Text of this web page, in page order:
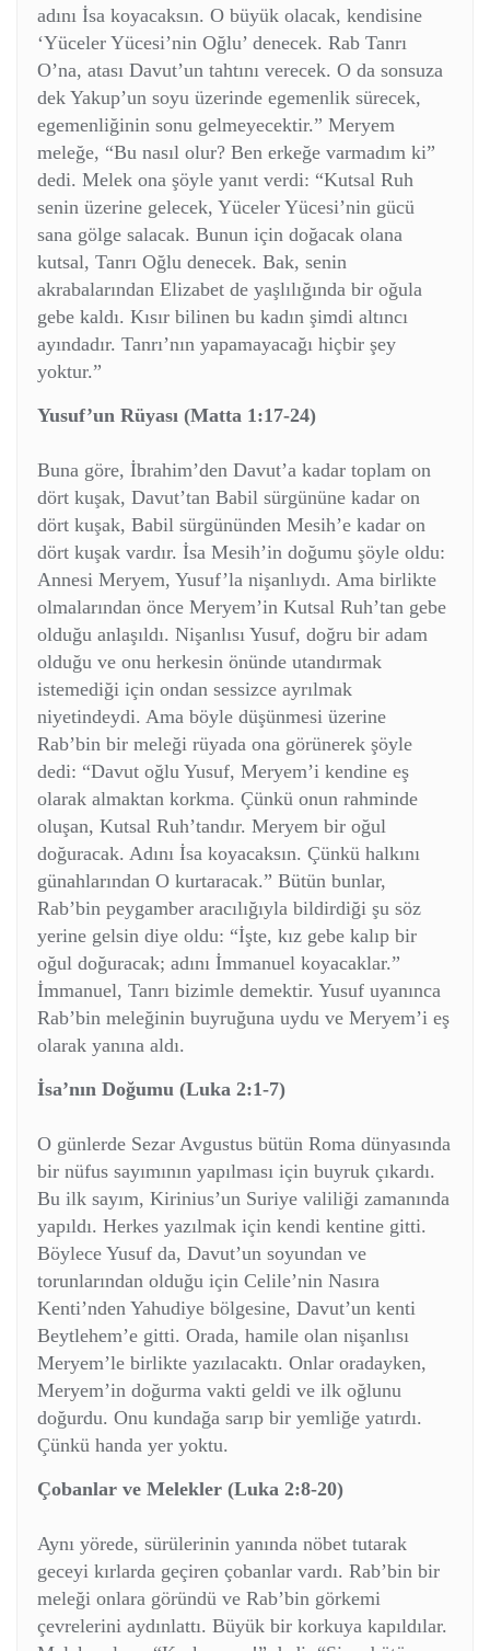
adını İsa koyacaksın. O büyük olacak, kendisine
‘Yüceler Yücesi’nin Oğlu’ denecek. Rab Tanrı
O’na, atası Davut’un tahtını verecek. O da sonsuza
dek Yakup’un soyu üzerinde egemenlik sürecek,
egemenliğinin sonu gelmeyecektir.” Meryem
meleğe, “Bu nasıl olur? Ben erkeğe varmadım ki”
dedi. Melek ona şöyle yanıt verdi: “Kutsal Ruh
senin üzerine gelecek, Yüceler Yücesi’nin gücü
sana gölge salacak. Bunun için doğacak olana
kutsal, Tanrı Oğlu denecek. Bak, senin
akrabalarından Elizabet de yaşlılığında bir oğula
gebe kaldı. Kısır bilinen bu kadın şimdi altıncı
ayındadır. Tanrı’nın yapamayacağı hiçbir şey
yoktur.”
Yusuf’un Rüyası (Matta 1:17-24)
Buna göre, İbrahim’den Davut’a kadar toplam on
dört kuşak, Davut’tan Babil sürgününe kadar on
dört kuşak, Babil sürgününden Mesih’e kadar on
dört kuşak vardır. İsa Mesih’in doğumu şöyle oldu:
Annesi Meryem, Yusuf’la nişanlıydı. Ama birlikte
olmalarından önce Meryem’in Kutsal Ruh’tan gebe
olduğu anlaşıldı. Nişanlısı Yusuf, doğru bir adam
olduğu ve onu herkesin önünde utandırmak
istemediği için ondan sessizce ayrılmak
niyetindeydi. Ama böyle düşünmesi üzerine
Rab’bin bir meleği rüyada ona görünerek şöyle
dedi: “Davut oğlu Yusuf, Meryem’i kendine eş
olarak almaktan korkma. Çünkü onun rahminde
oluşan, Kutsal Ruh’tandır. Meryem bir oğul
doğuracak. Adını İsa koyacaksın. Çünkü halkını
günahlarından O kurtaracak.” Bütün bunlar,
Rab’bin peygamber aracılığıyla bildirdiği şu söz
yerine gelsin diye oldu: “İşte, kız gebe kalıp bir
oğul doğuracak; adını İmmanuel koyacaklar.”
İmmanuel, Tanrı bizimle demektir. Yusuf uyanınca
Rab’bin meleğinin buyruğuna uydu ve Meryem’i eş
olarak yanına aldı.
İsa’nın Doğumu (Luka 2:1-7)
O günlerde Sezar Avgustus bütün Roma dünyasında
bir nüfus sayımının yapılması için buyruk çıkardı.
Bu ilk sayım, Kirinius’un Suriye valiliği zamanında
yapıldı. Herkes yazılmak için kendi kentine gitti.
Böylece Yusuf da, Davut’un soyundan ve
torunlarından olduğu için Celile’nin Nasıra
Kenti’nden Yahudiye bölgesine, Davut’un kenti
Beytlehem’e gitti. Orada, hamile olan nişanlısı
Meryem’le birlikte yazılacaktı. Onlar oradayken,
Meryem’in doğurma vakti geldi ve ilk oğlunu
doğurdu. Onu kundağa sarıp bir yemliğe yatırdı.
Çünkü handa yer yoktu.
Çobanlar ve Melekler (Luka 2:8-20)
Aynı yörede, sürülerinin yanında nöbet tutarak
geceyi kırlarda geçiren çobanlar vardı. Rab’bin bir
meleği onlara göründü ve Rab’bin görkemi
çevrelerini aydınlattı. Büyük bir korkuya kapıldılar.